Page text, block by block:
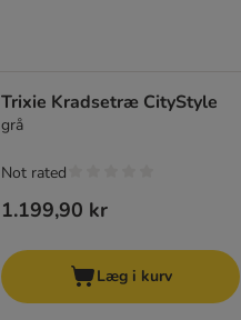
Trixie Kradsetræ CityStyle
grå
1.199,90 kr
Not rated
Læg i kurv